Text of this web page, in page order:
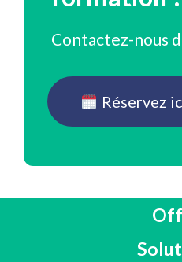
Contactez-
Réservez